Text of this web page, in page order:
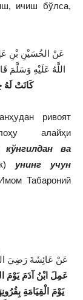
ичиш бўлса,
عَنْ الحُسَيْنِ بْنِ
اللَّهُ عَلَيْهِ وَسَلَّمَ
كَانَتْ لَهُ
ривоят
алайҳи
ва
унинг учун
Табароний
عَنْ عَائِشَةَ رَضِيَ
عَمِلَ ابْنُ آدَمَ يَوْمَ
يَوْمَ الْقِيَامَةِ